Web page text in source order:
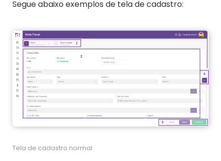
Segue abaixo exemplos de tela de cadastro:
Tela de cadastro normal